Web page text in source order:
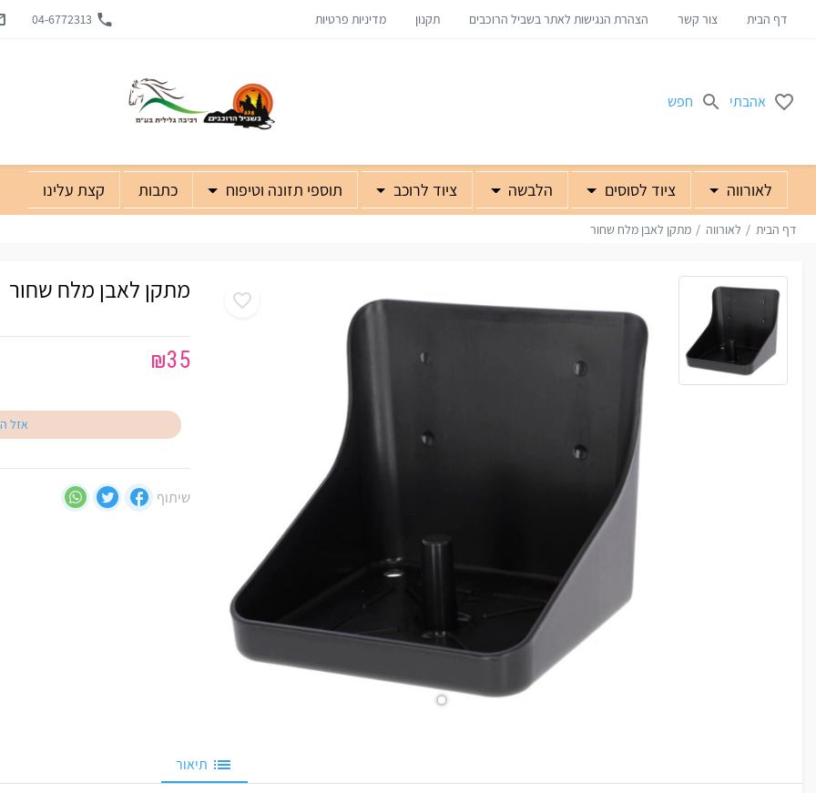
דף הבית צור קשר הצהרת הנגישות לאתר בשביל הרוכבים תקנון מדיניות פרטיות 04-6772313
אהבתי חפש
לאורווה ציוד לסוסים הלבשה ציוד לרוכב תוספי תזונה וטיפוח כתבות קצת עלינו
דף הבית לאורווה מתקן לאבן מלח שחור
מתקן לאבן מלח שחור
₪35
אזל
שיתוף
תיאור